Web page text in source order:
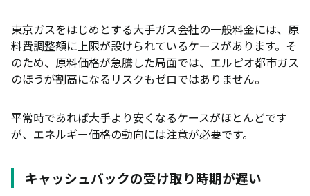
東京ガスをはじめとする大手ガス会社の一般料金には、原
料費調整額に上限が設けられているケースがあります。そ
のため、原料価格が急騰した局面では、エルピオ都市ガス
のほうが割高になるリスクもゼロではありません。
平常時であれば大手より安くなるケースがほとんどです
が、エネルギー価格の動向には注意が必要です。
キャッシュバックの受け取り時期が遅い